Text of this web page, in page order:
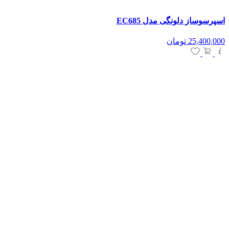
اسپرسوساز دلونگی مدل EC685
25,400,000 تومان